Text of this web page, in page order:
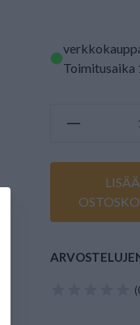
Toimitusaika
LISÄÄ